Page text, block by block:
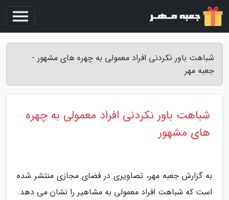
شباهت باور نکردنی افراد معمولی به چهره های مشهور -
جعبه مهر
شباهت باور نکردنی افراد معمولی به چهره
های مشهور
به گزارش جعبه مهر، تصاویری در فضای مجازی منتشر شده
است که شباهت افراد معمولی به مشاهیر را نشان می دهد.